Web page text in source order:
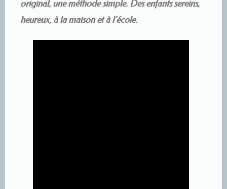
original, une méthode simple. Des enfants sereins,
heureux, à la maison et à l’école.